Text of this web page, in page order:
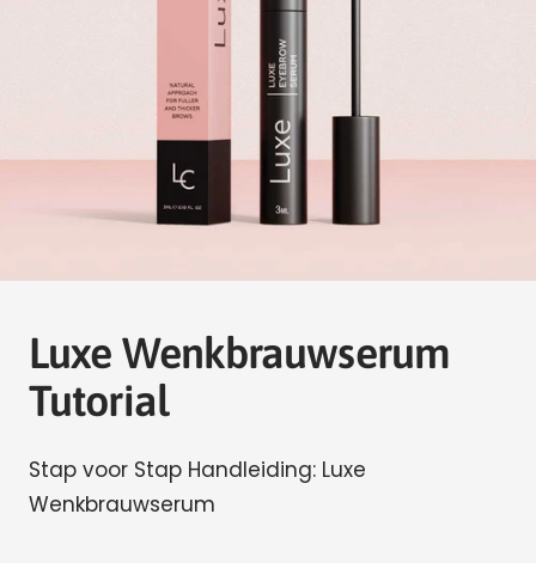
Luxe Wenkbrauwserum
Tutorial
Stap voor Stap Handleiding: Luxe
Wenkbrauwserum